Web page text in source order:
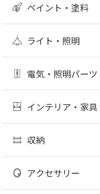
ペイント・塗料
ライト・照明
電気・照明パーツ
インテリア・家具
収納
アクセサリー